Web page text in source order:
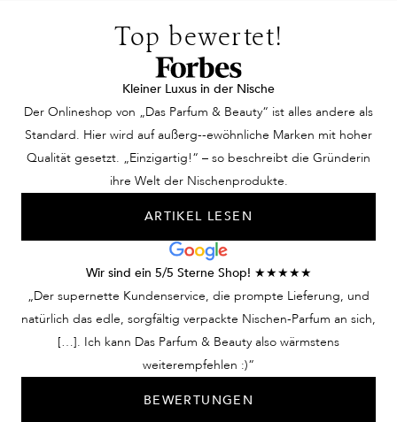
Top bewertet!
Kleiner Luxus in der Nische
Der Onlineshop von „Das Parfum & Beauty“ ist alles andere als
Standard. Hier wird auf außerg--ewöhnliche Marken mit hoher
Qualität gesetzt. „Einzigartig!“ – so beschreibt die Gründerin
ihre Welt der Nischenprodukte.
ARTIKEL LESEN
Wir sind ein 5/5 Sterne Shop! ★★★★★
„Der supernette Kundenservice, die prompte Lieferung, und
natürlich das edle, sorgfältig verpackte Nischen-Parfum an sich,
[…]. Ich kann Das Parfum & Beauty also wärmstens
weiterempfehlen :)“
BEWERTUNGEN